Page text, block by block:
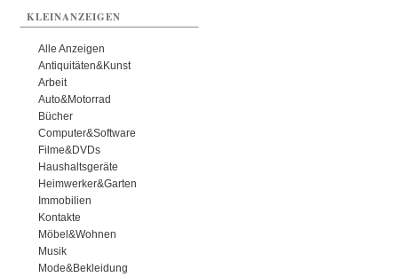
KLEINANZEIGEN
Alle Anzeigen
Antiquitäten&Kunst
Arbeit
Auto&Motorrad
Bücher
Computer&Software
Filme&DVDs
Haushaltsgeräte
Heimwerker&Garten
Immobilien
Kontakte
Möbel&Wohnen
Musik
Mode&Bekleidung